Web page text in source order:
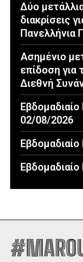
Δύο
διακρίσεις
Πανελλήνια
Ασημένιο
επίδοση για
Διεθνή
02/08/2026